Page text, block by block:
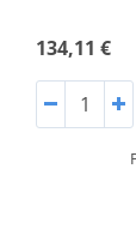
134,11 €